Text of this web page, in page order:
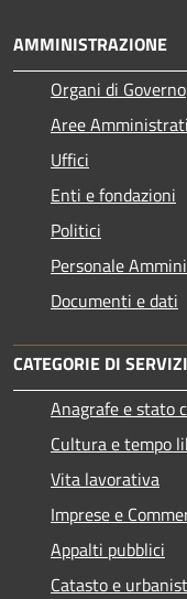
AMMINISTRAZIONE
Organi di Governo
Aree
Uffici
Enti e fondazioni
Politici
Personale
Documenti e dati
CATEGORIE DI
Anagrafe e stato
Cultura e tempo
Vita lavorativa
Imprese e
Appalti pubblici
Catasto e